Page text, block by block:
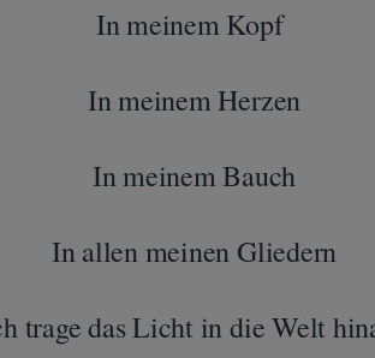
In meinem Kopf
In meinem Herzen
In meinem Bauch
In allen meinen Gliedern
trage das Licht in die Welt